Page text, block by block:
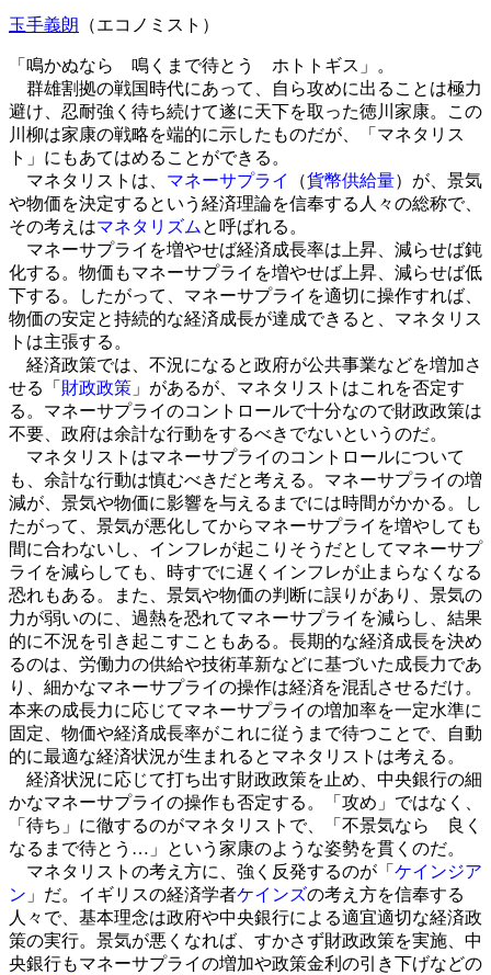
玉手義朗 （エコノミスト）
「鳴かぬなら 鳴くまで待とう ホトトギス」。
群雄割拠の戦国時代にあって、自ら攻めに出ることは極力
避け、忍耐強く待ち続けて遂に天下を取った徳川家康。この
川柳は家康の戦略を端的に示したものだが、「マネタリス
ト」にもあてはめることができる。
マネタリストは、 マネーサプライ （貨幣供給量）が、景気
や物価を決定するという経済理論を信奉する人々の総称で、
その考えはマネタリズム と呼ばれる。
マネーサプライを増やせば経済成長率は上昇、減らせば鈍
化する。物価もマネーサプライを増やせば上昇、減らせば低
下する。したがって、マネーサプライを適切に操作すれば、
物価の安定と持続的な経済成長が達成できると、マネタリス
トは主張する。
経済政策では、不況になると政府が公共事業などを増加さ
せる「 財政政策 」があるが、マネタリストはこれを否定す
る。マネーサプライのコントロールで十分なので財政政策は
不要、政府は余計な行動をするべきでないというのだ。
マネタリストはマネーサプライのコントロールについて
も、余計な行動は慎むべきだと考える。マネーサプライの増
減が、景気や物価に影響を与えるまでには時間がかかる。し
たがって、景気が悪化してからマネーサプライを増やしても
間に合わないし、インフレが起こりそうだとしてマネーサプ
ライを減らしても、時すでに遅くインフレが止まらなくなる
恐れもある。また、景気や物価の判断に誤りがあり、景気の
力が弱いのに、過熱を恐れてマネーサプライを減らし、結果
的に不況を引き起こすこともある。長期的な経済成長を決め
るのは、労働力の供給や技術革新などに基づいた成長力であ
り、細かなマネーサプライの操作は経済を混乱させるだけ。
本来の成長力に応じてマネーサプライの増加率を一定水準に
固定、物価や経済成長率がこれに従うまで待つことで、自動
的に最適な経済状況が生まれるとマネタリストは考える。
経済状況に応じて打ち出す財政政策を止め、中央銀行の細
かなマネーサプライの操作も否定する。「攻め」ではなく、
「待ち」に徹するのがマネタリストで、「不景気なら 良く
なるまで待とう…」という家康のような姿勢を貫くのだ。
マネタリストの考え方に、強く反発するのが「 ケインジア
ン 」だ。イギリスの経済学者ケインズの考え方を信奉する
人々で、基本理念は政府や中央銀行による適宜適切な経済政
策の実行。景気が悪くなれば、すかさず財政政策を実施、中
央銀行もマネーサプライの増加や政策金利の引き下げなどの